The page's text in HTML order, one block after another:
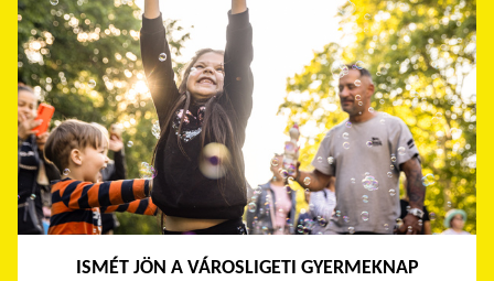
ISMÉT JÖN A VÁROSLIGETI GYERMEKNAP